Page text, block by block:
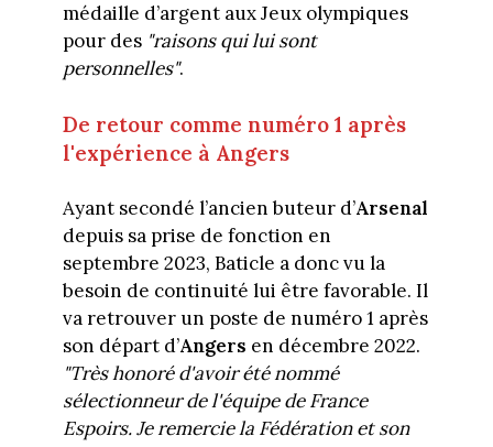
médaille d’argent aux Jeux olympiques
pour des "raisons qui lui sont
personnelles".
De retour comme numéro 1 après
l'expérience à Angers
Ayant secondé l’ancien buteur d’Arsenal
depuis sa prise de fonction en
septembre 2023, Baticle a donc vu la
besoin de continuité lui être favorable. Il
va retrouver un poste de numéro 1 après
son départ d’Angers en décembre 2022.
"Très honoré d'avoir été nommé
sélectionneur de l'équipe de France
Espoirs. Je remercie la Fédération et son